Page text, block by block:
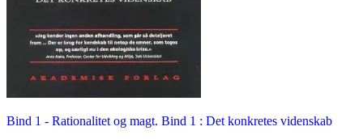
Bind 1 - Rationalitet og magt. Bind 1 : Det konkretes videnskab